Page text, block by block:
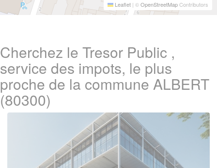
Leaflet | ©OpenStreetMapContributors
Cherchez le Tresor Public ,
service des impots, le plus
proche de la commune ALBERT
(80300)